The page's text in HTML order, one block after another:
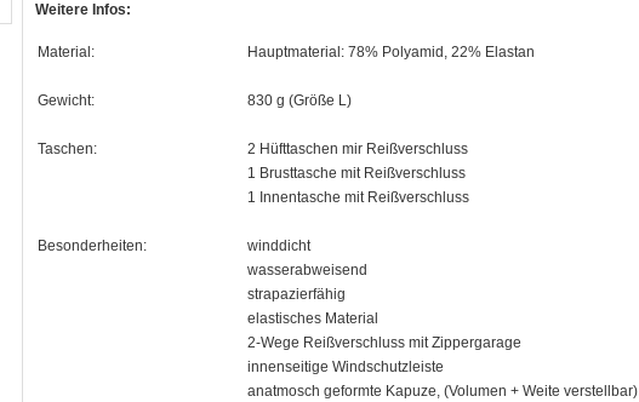
Weitere Infos:
Material: Hauptmaterial: 78% Polyamid, 22% Elastan
Gewicht: 830 g (Größe L)
Taschen:
2 Hüfttaschen mir Reißverschluss
1 Brusttasche mit Reißverschluss
1 Innentasche mit Reißverschluss
Besonderheiten:
winddicht
wasserabweisend
strapazierfähig
elastisches Material
2-Wege Reißverschluss mit Zippergarage
innenseitige Windschutzleiste
anatmosch geformte Kapuze, (Volumen + Weite verstellbar)